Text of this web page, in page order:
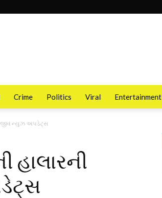
Crime Politics Viral Entertainment
ન્યુઝ અપડેટ્સ
હાલારની